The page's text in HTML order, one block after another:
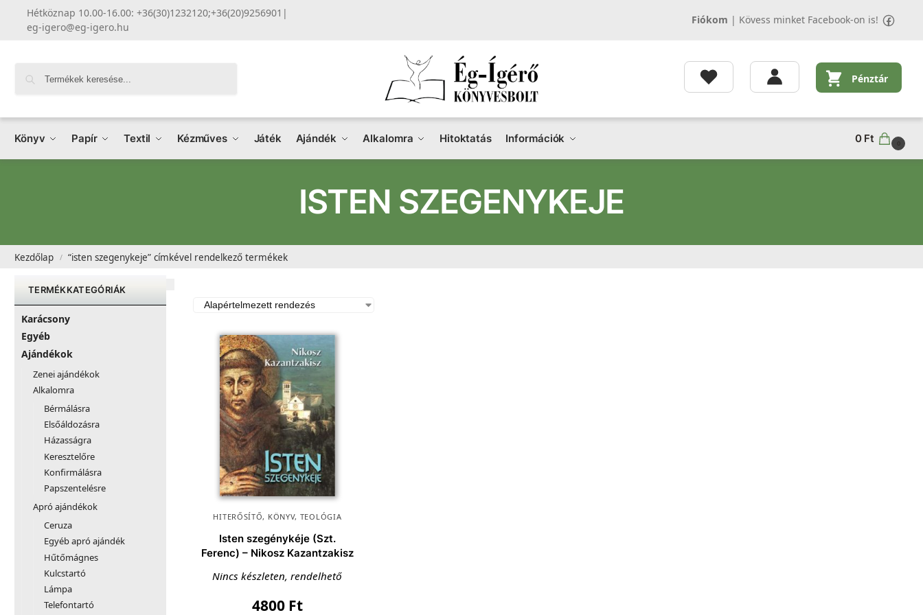
Hétköznap 10.00-16.00: +36(30)1232120;+36(20)9256901 |
eg-igero@eg-igero.hu
Fiókom | Kövess minket Facebook-on is!
Pénztár
Könyv Papír Textil Kézműves Játék Ajándék Alkalomra Hitoktatás Információk 0 Ft 0
ISTEN SZEGENYKEJE
Kezdőlap / “isten szegenykeje” címkével rendelkező termékek
HITERŐSÍTŐ, KÖNYV, TEOLÓGIA
Isten szegénykéje (Szt.
Ferenc) – Nikosz Kazantzakisz
Nincs készleten, rendelhető
4800 Ft
TERMÉKKATEGÓRIÁK
Karácsony
Egyéb
Ajándékok
Zenei ajándékok
Alkalomra
Bérmálásra
Elsőáldozásra
Házasságra
Keresztelőre
Konfirmálásra
Papszentelésre
Apró ajándékok
Ceruza
Egyéb apró ajándék
Hűtőmágnes
Kulcstartó
Lámpa
Telefontartó